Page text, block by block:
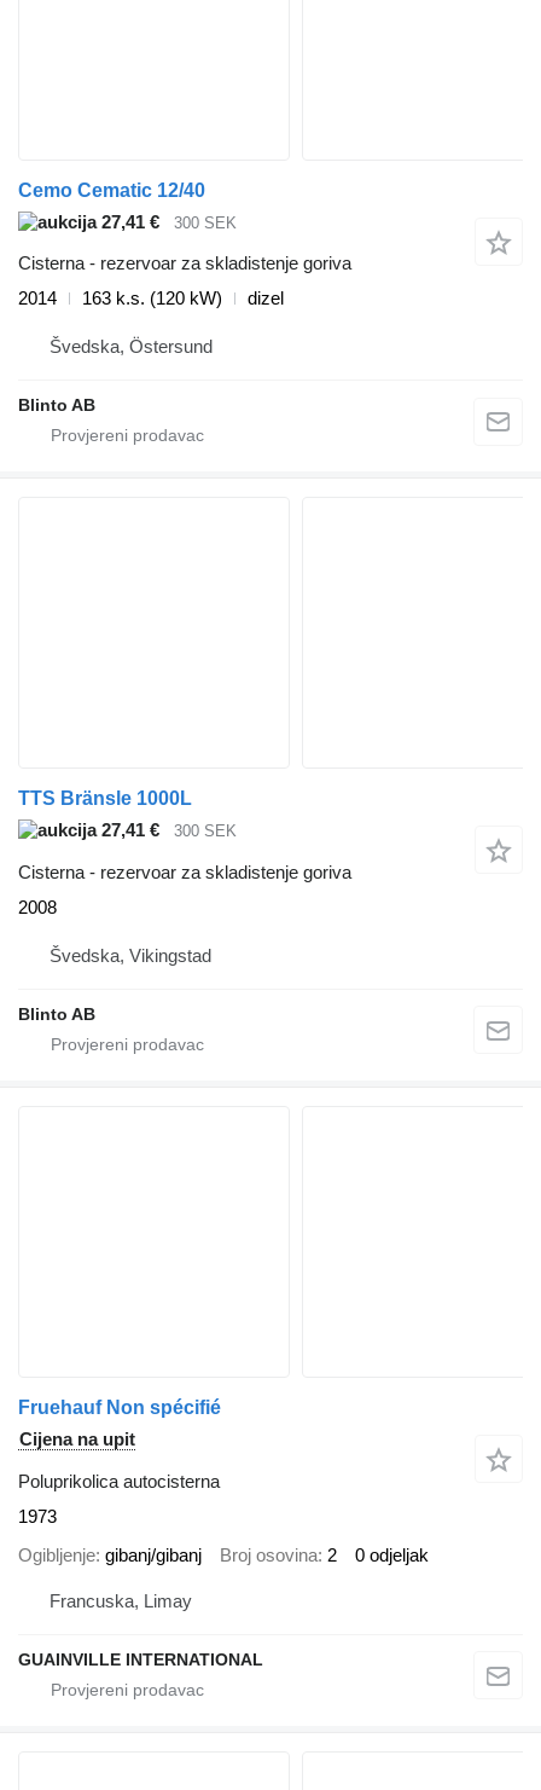
Cemo Cematic 12/40
27,41 €
300 SEK
Cisterna - rezervoar za skladistenje goriva
2014
163 k.s. (120 kW) dizel
Švedska, Östersund
Blinto AB
TTS Bränsle 1000L
27,41 €
300 SEK
Cisterna - rezervoar za skladistenje goriva
2008
Švedska, Vikingstad
Blinto AB
Fruehauf Non spécifié
Cijena na upit
Poluprikolica autocisterna
1973
Ogibljenje gibanj/gibanj Broj osovina 2 0 odjeljak
Francuska, Limay
GUAINVILLE INTERNATIONAL